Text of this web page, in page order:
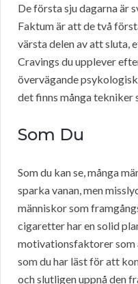
De första sju dagarna är
Faktum är att de två
värsta delen av att sluta,
Cravings du upplever
övervägande
det finns många tekniker
Som Du
Som du kan se, många
sparka vanan, men
människor som
cigaretter har en solid
motivationsfaktorer som
som du har läst för att
och slutligen uppnå den